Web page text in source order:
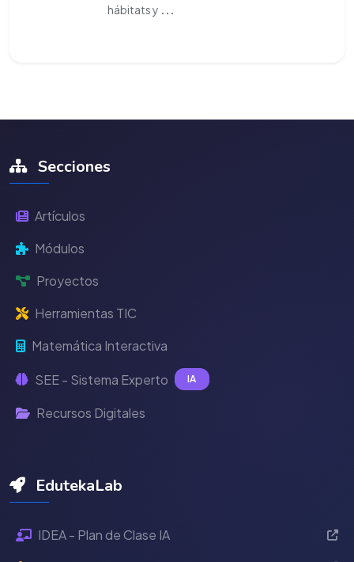
hábitats y ...
Secciones
Artículos
Módulos
Proyectos
Herramientas TIC
Matemática Interactiva
SEE - Sistema Experto IA
Recursos Digitales
EdutekaLab
IDEA - Plan de Clase IA